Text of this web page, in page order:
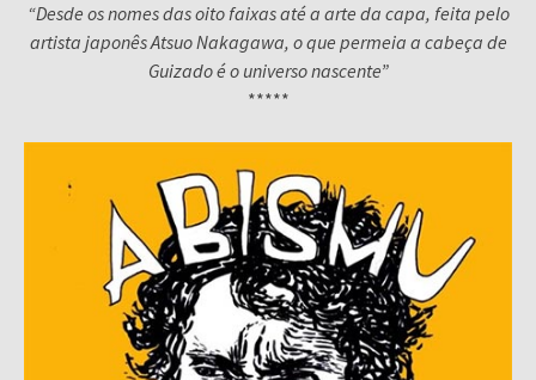
“Desde os nomes das oito faixas até a arte da capa, feita pelo
artista japonês Atsuo Nakagawa, o que permeia a cabeça de
Guizado é o universo nascente”
*****